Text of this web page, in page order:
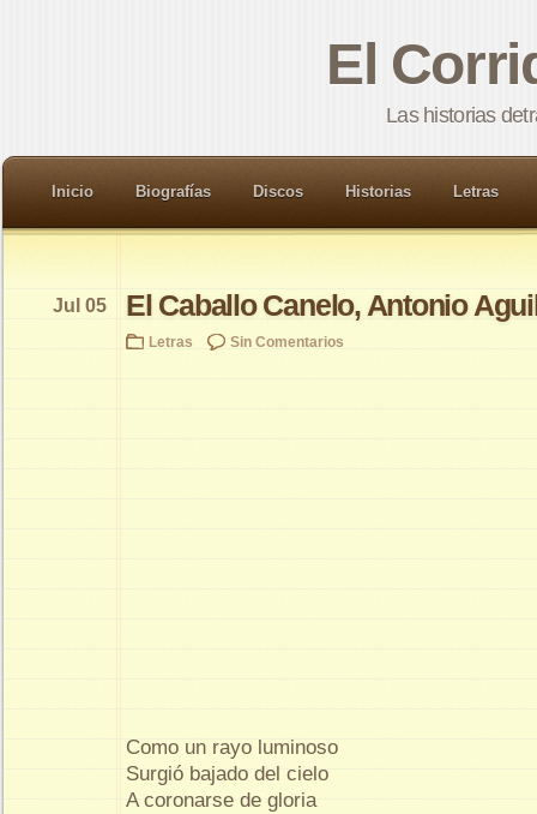
El
Las historias
Inicio Biografías Discos Historias Letras
El Caballo Canelo, Antonio
Jul 05
Letras Sin Comentarios
Como un rayo luminoso
Surgió bajado del cielo
A coronarse de gloria